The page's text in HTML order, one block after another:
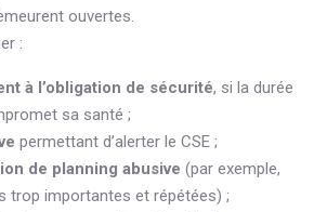
ouvertes.
:
à l’obligation de sécurité, si la durée
sa santé ;
permettant d’alerter le CSE ;
de planning abusive (par exemple,
trop importantes et répétées) ;